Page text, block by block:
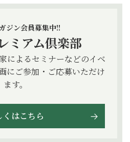
ジン会員募集中!!
ミアム倶楽部
によるセミナーなどのイベ
にご参加・ご応募いただけ
ます。
くはこちら